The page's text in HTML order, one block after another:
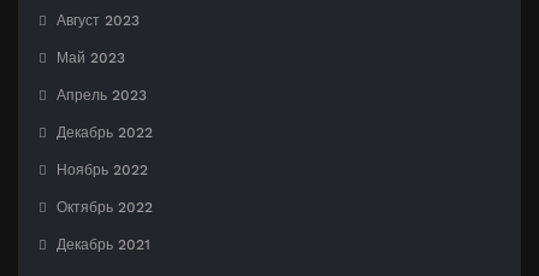
Август 2023
Май 2023
Апрель 2023
Декабрь 2022
Ноябрь 2022
Октябрь 2022
Декабрь 2021